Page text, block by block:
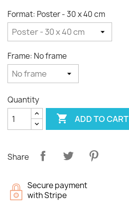
Format: Poster - 30 x 40 cm
Frame: No frame
Quantity
 ADD TO CART
Share
Secure payment
with Stripe